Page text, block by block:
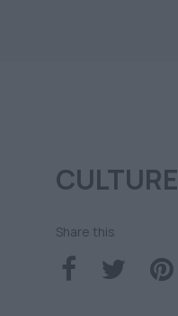
CULTURE
Share this